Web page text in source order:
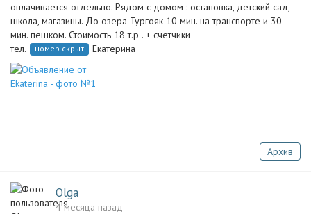
оплачивается отдельно. Рядом с домом : остановка, детский сад,
школа, магазины. До озера Тургояк 10 мин. на транспорте и 30
мин. пешком. Стоимость 18 т.р . + счетчики
тел.
номер скрыт Екатерина
Архив
Olga
4 месяца назад